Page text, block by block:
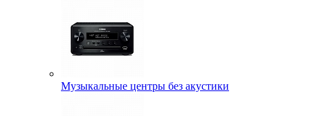
Музыкальные центры без акустики